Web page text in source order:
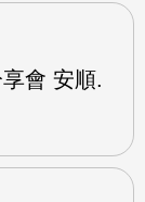
會 安順.